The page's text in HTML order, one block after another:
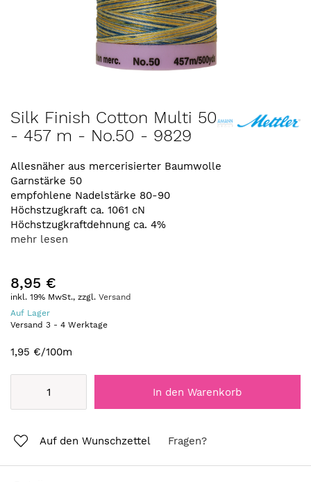
Zum
Anfang
der
springen
Silk Finish Cotton Multi 50
- 457 m - No.50 - 9829
Allesnäher aus mercerisierter Baumwolle
Garnstärke 50
empfohlene Nadelstärke 80-90
Höchstzugkraft ca. 1061 cN
Höchstzugkraftdehnung ca. 4%
mehr lesen
8,95 €
inkl. 19% MwSt., zzgl. Versand
Auf Lager
Versand 3 - 4 Werktage
1,95 €/100m
In den Warenkorb
Auf den Wunschzettel Fragen?